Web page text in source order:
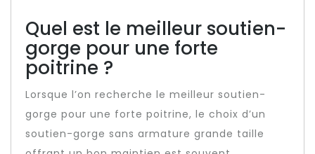
Quel est le meilleur soutien-
gorge pour une forte
poitrine ?
Lorsque l’on recherche le meilleur soutien-
gorge pour une forte poitrine, le choix d’un
soutien-gorge sans armature grande taille